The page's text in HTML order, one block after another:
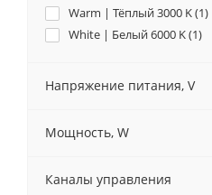
Warm | Тёплый 3000 K (1)
White | Белый 6000 K (1)
Напряжение питания, V
Мощность, W
Каналы управления